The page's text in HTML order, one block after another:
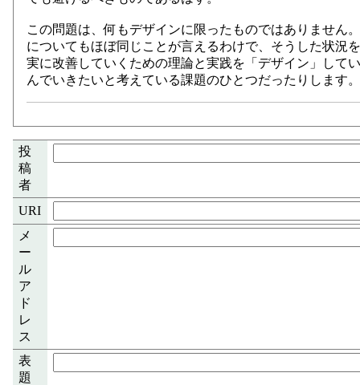
この問題は、何もデザインに限ったものではありません
についてもほぼ同じことが言えるわけで、そうした状況
実に改善していくための理論と実践を「デザイン」して
んでいきたいと考えている課題のひとつだったりします。
投
稿
者
URI
メ
ー
ル
ア
ド
レ
ス
表
題